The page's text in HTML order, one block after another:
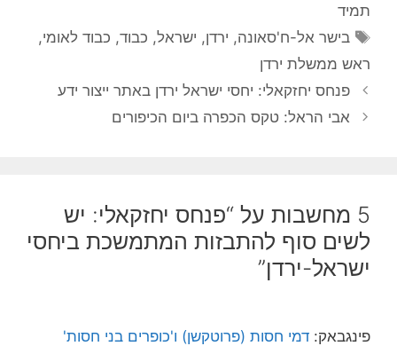
תמיד
תגיות
בישר אל-ח'סאונה, ירדן, ישראל, כבוד, כבוד לאומי,
ראש ממשלת ירדן
פנחס יחזקאלי: יחסי ישראל ירדן באתר ייצור ידע
אבי הראל: טקס הכפרה ביום הכיפורים
5 מחשבות על “פנחס יחזקאלי: יש
לשים סוף להתבזות המתמשכת ביחסי
ישראל-ירדן”
פינגבאק: דמי חסות (פרוטקשן) ו'כופרים בני חסות'